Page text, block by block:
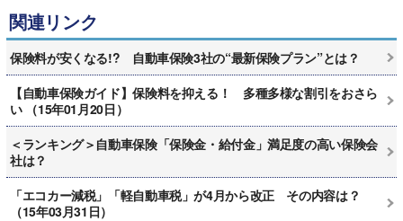
関連リンク
保険料が安くなる!? 自動車保険3社の“最新保険プラン”とは？
【自動車保険ガイド】保険料を抑える！ 多種多様な割引をおさら
い （15年01月20日）
＜ランキング＞自動車保険「保険金・給付金」満足度の高い保険会
社は？
「エコカー減税」「軽自動車税」が4月から改正 その内容は？
（15年03月31日）